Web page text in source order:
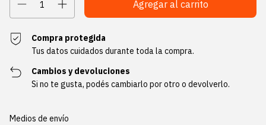
Compra protegida
Tus datos cuidados durante toda la compra.
Cambios y devoluciones
Si no te gusta, podés cambiarlo por otro o devolverlo.
Entregas para el CP:
Medios de envío